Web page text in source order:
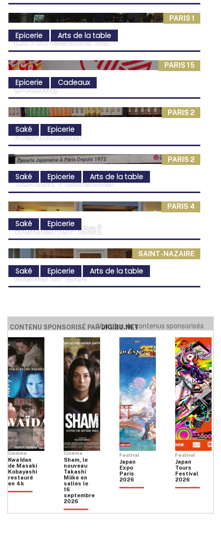
L’A PÂTISSERIE KG
O-KOMÉ
PARIS 1
NISHIKIDÔRI
Epicerie Arts de la table
PARIS 15
TAKUMI FLAVOURS
Epicerie Cadeaux
PARIS 2
WORKSHOP ISSÉ
Saké Epicerie
PARIS 2
KIOKO OPÉRA
Saké Epicerie Arts de la table
PARIS 4
KIOKO SAKÉ MARAIS
Saké Epicerie
SAINT-NAZAIRE
IMA
Saké Epicerie Arts de la table
CONTENU SPONSORISÉ PARDIGIBU.NET
Voir plus de contenus sponsorisés
Cinéma
Kwaïdan
de Masaki
Kobayashi
restauré
en 4k
Cinéma
Sham, le
nouveau
Takashi
Miike en
salles le
16
septembre
2026
Festival
Japan
Expo
Paris
2026
Festival
Japan
Tours
Festival
2026